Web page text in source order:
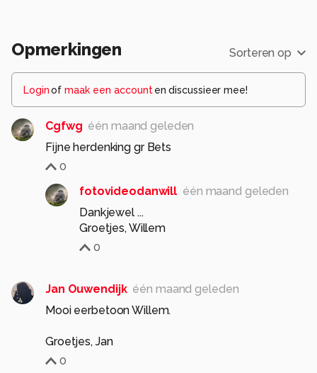
Opmerkingen Sorteren op
Loginof maak een account en discussieer mee!
Cgfwg één maand geleden
Fijne herdenking gr Bets
0
fotovideodanwill één maand geleden
Dankjewel ...
Groetjes, Willem
0
Jan Ouwendijk één maand geleden
Mooi eerbetoon Willem.
Groetjes, Jan
0